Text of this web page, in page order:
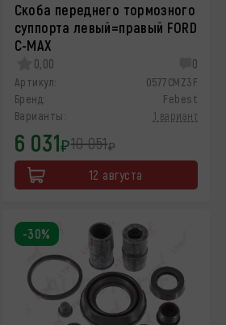
Скоба переднего тормозного
суппорта левый=правый FORD
C-MAX
0,00 0
Артикул:
0577CMZ3F
Бренд:
Febest
Варианты:
1 вариант
6 031₽10 051₽
12 августа
-30%